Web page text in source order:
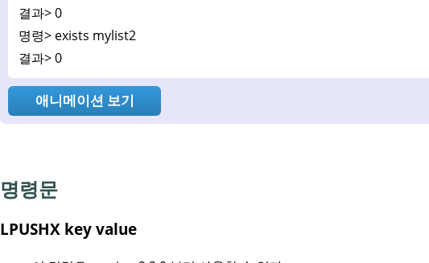
결과>0
명령> exists mylist2
결과>0
애니메이션 보기
명령문
LPUSHX key value